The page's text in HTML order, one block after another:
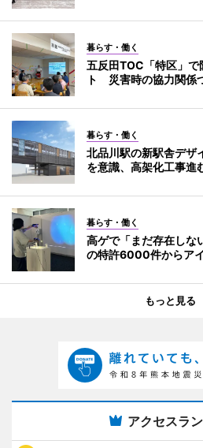
暮らす・働く
五反田TOC「特区」
ト 災害時の協力関係
暮らす・働く
北品川駅の新駅舎デ
を意識、高架化工事進
暮らす・働く
高ゲで「まだ存在し
の特許6000件からア
もっと見る
アクセスラ